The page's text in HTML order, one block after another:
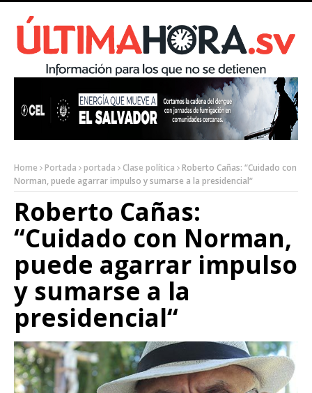
Home Portada portada Clase política
Roberto Cañas: “Cuidado con
Norman, puede agarrar impulso y sumarse a la presidencial“
Roberto Cañas:
“Cuidado con Norman,
puede agarrar impulso
y sumarse a la
presidencial“